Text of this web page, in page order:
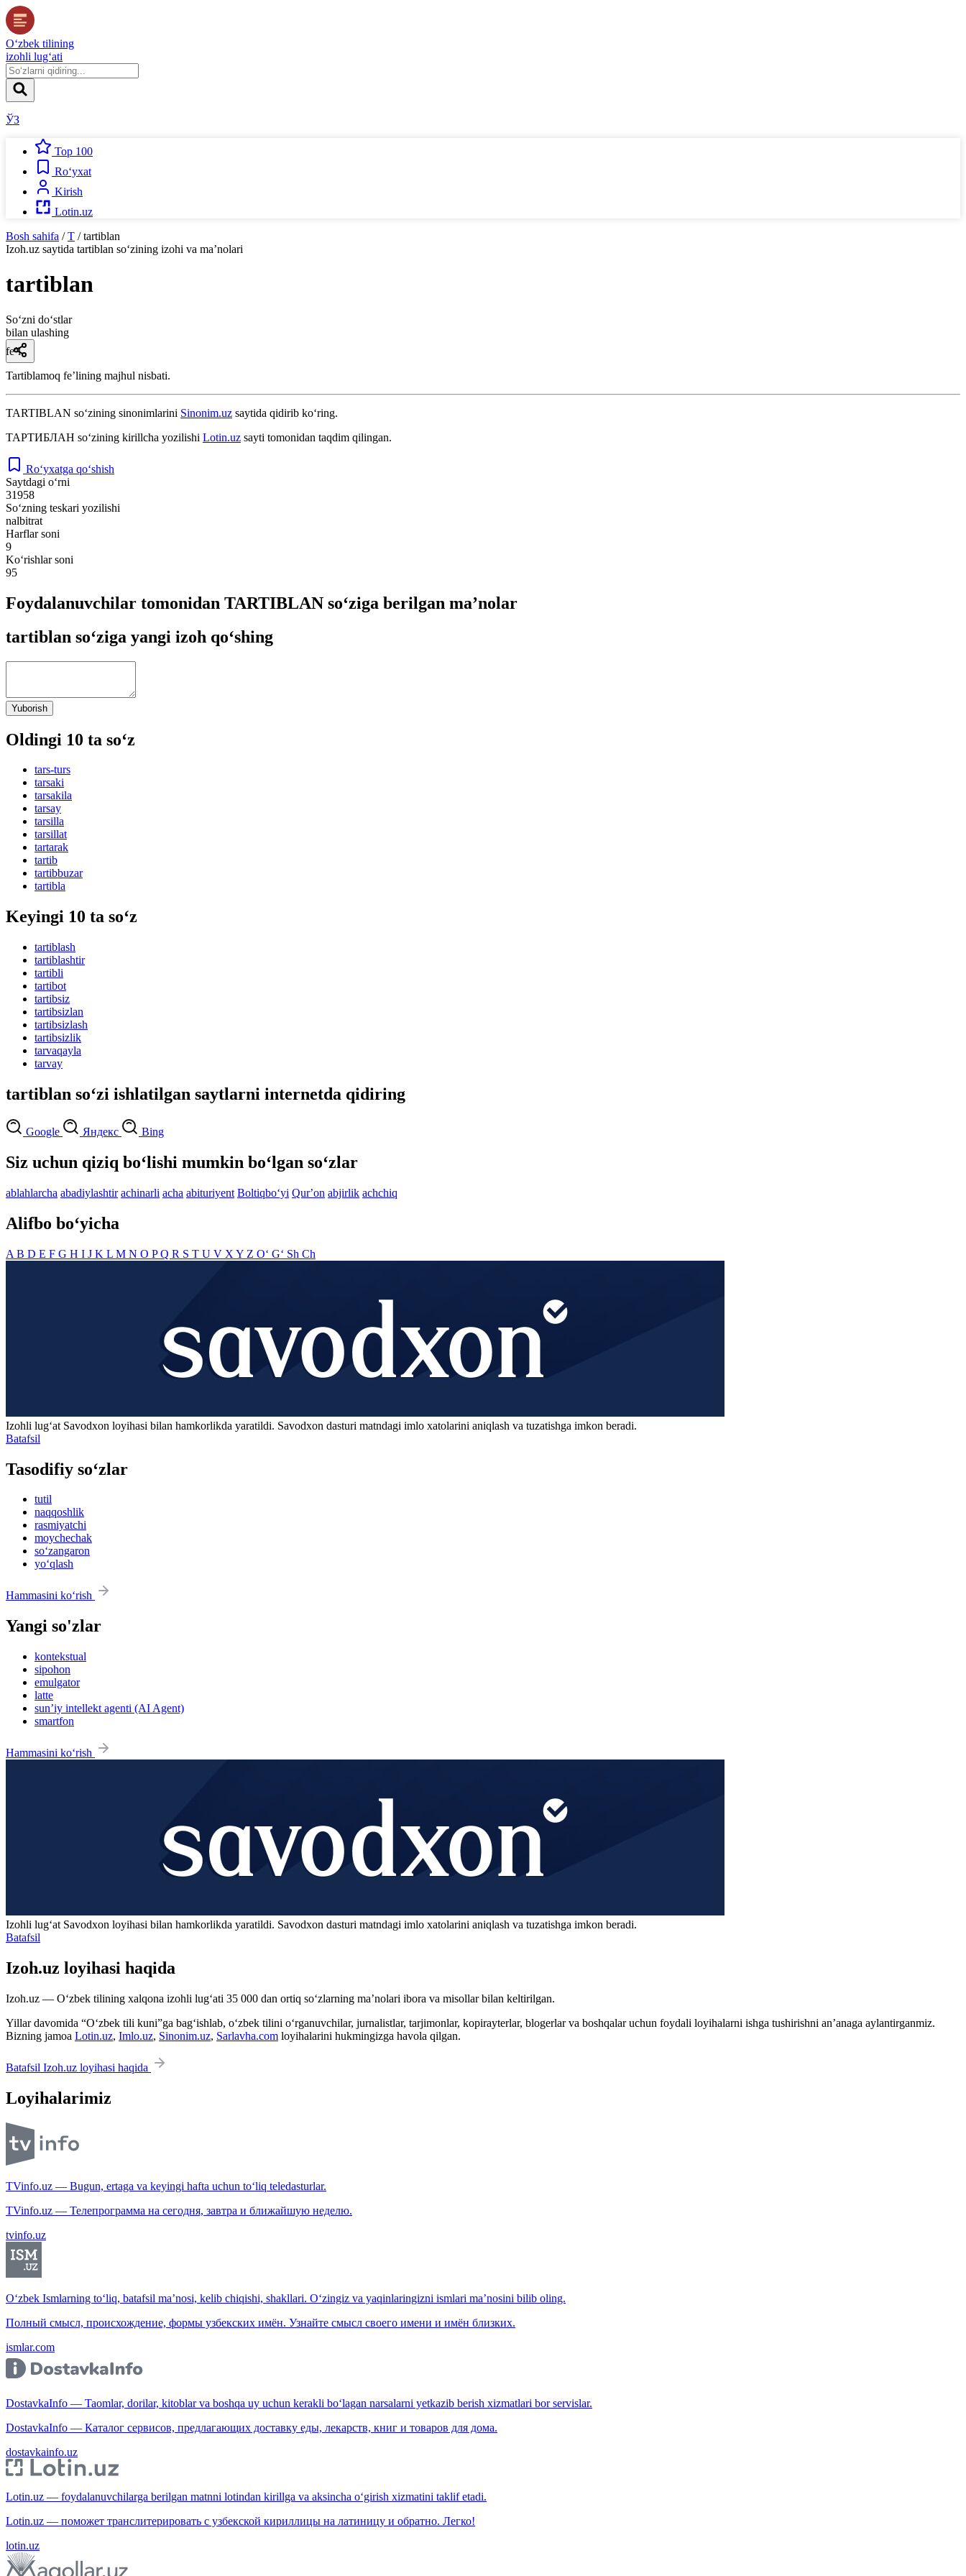
O‘zbek tilining
izohli lug‘ati
ЎЗ
Top 100
Ro‘yxat
Kirish
Lotin.uz
Bosh sahifa / T / tartiblan
Izoh.uz saytida tartiblan so‘zining izohi va ma’nolari
tartiblan
So‘zni do‘stlar
bilan ulashing
fe’l
Tartiblamoq feʼlining majhul nisbati.
TARTIBLAN so‘zining sinonimlarini Sinonim.uz saytida qidirib ko‘ring.
ТАРТИБЛАН so‘zining kirillcha yozilishi Lotin.uz sayti tomonidan taqdim qilingan.
Ro‘yxatga qo‘shish
Saytdagi o‘rni
31958
So‘zning teskari yozilishi
nalbitrat
Harflar soni
9
Ko‘rishlar soni
95
Foydalanuvchilar tomonidan TARTIBLAN so‘ziga berilgan ma’nolar
tartiblan so‘ziga yangi izoh qo‘shing
Yuborish
Oldingi 10 ta so‘z
tars-turs
tarsaki
tarsakila
tarsay
tarsilla
tarsillat
tartarak
tartib
tartibbuzar
tartibla
Keyingi 10 ta so‘z
tartiblash
tartiblashtir
tartibli
tartibot
tartibsiz
tartibsizlan
tartibsizlash
tartibsizlik
tarvaqayla
tarvay
tartiblan so‘zi ishlatilgan saytlarni internetda qidiring
Google Яндекс Bing
Siz uchun qiziq bo‘lishi mumkin bo‘lgan so‘zlar
ablahlarcha abadiylashtir achinarli acha abituriyent Boltiqbo‘yi Qurʼon abjirlik achchiq
Alifbo bo‘yicha
A B D E F G H I J K L M N O PQ R S T U V X Y Z O‘ G‘ Sh Ch
Izohli lugʻat Savodxon loyihasi bilan hamkorlikda yaratildi. Savodxon dasturi matndagi imlo xatolarini aniqlash va tuzatishga imkon beradi.
Batafsil
Tasodifiy so‘zlar
tutil
naqqoshlik
rasmiyatchi
moychechak
so‘zangaron
yo‘qlash
Hammasini ko‘rish
Yangi so'zlar
kontekstual
sipohon
emulgator
latte
sun’iy intellekt agenti (AI Agent)
smartfon
Hammasini ko‘rish
Izohli lugʻat Savodxon loyihasi bilan hamkorlikda yaratildi. Savodxon dasturi matndagi imlo xatolarini aniqlash va tuzatishga imkon beradi.
Batafsil
Izoh.uz loyihasi haqida
Izoh.uz — O‘zbek tilining xalqona izohli lug‘ati 35 000 dan ortiq so‘zlarning ma’nolari ibora va misollar bilan keltirilgan.
Yillar davomida “O‘zbek tili kuni”ga bag‘ishlab, o‘zbek tilini o‘rganuvchilar, jurnalistlar, tarjimonlar, kopirayterlar, blogerlar va boshqalar uchun foydali loyihalarni ishga tushirishni an’anaga aylantirganmiz.
Bizning jamoa Lotin.uz, Imlo.uz, Sinonim.uz, Sarlavha.com loyihalarini hukmingizga havola qilgan.
Batafsil Izoh.uz loyihasi haqida
Loyihalarimiz
TVinfo.uz — Bugun, ertaga va keyingi hafta uchun to‘liq teledasturlar.
TVinfo.uz — Телепрограмма на сегодня, завтра и ближайшую неделю.
tvinfo.uz
O‘zbek Ismlarning to‘liq, batafsil ma’nosi, kelib chiqishi, shakllari. O‘zingiz va yaqinlaringizni ismlari ma’nosini bilib oling.
Полный смысл, происхождение, формы узбекских имён. Узнайте смысл своего имени и имён близких.
ismlar.com
DostavkaInfo — Taomlar, dorilar, kitoblar va boshqa uy uchun kerakli bo‘lagan narsalarni yetkazib berish xizmatlari bor servislar.
DostavkaInfo — Каталог сервисов, предлагающих доставку еды, лекарств, книг и товаров для дома.
dostavkainfo.uz
Lotin.uz — foydalanuvchilarga berilgan matnni lotindan kirillga va aksincha o‘girish xizmatini taklif etadi.
Lotin.uz — поможет транслитерировать с узбекской кириллицы на латиницу и обратно. Легко!
lotin.uz